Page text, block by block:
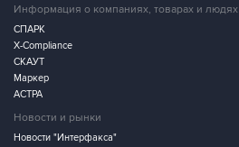
Информация о компаниях, товарах и людях
СПАРК
X-Compliance
СКАУТ
Маркер
АСТРА
Новости и рынки
Новости "Интерфакса"